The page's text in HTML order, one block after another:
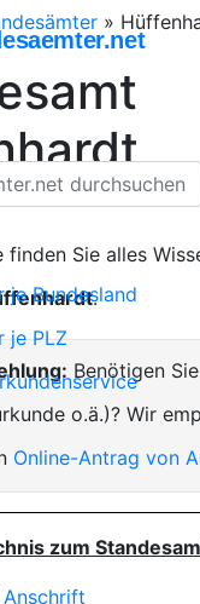
je Bundesland
je PLZ
»
finden Sie alles
.
Benötigen
o.ä.)? Wir
Online-Antrag von
zum
Anschrift